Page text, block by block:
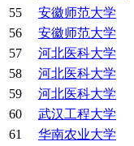
55
安徽师范大学
56
安徽师范大学
57
河北医科大学
58
河北医科大学
59
河北医科大学
60
武汉工程大学
61
华南农业大学